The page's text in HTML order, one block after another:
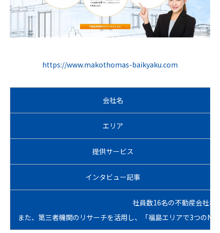
https://www.makothomas-baikyaku.com
会社名
エリア
提供サービス
インタビュー記事
社員数16名の不動産会社様
また、第三者機関のリサーチを活用し、「福島エリアで3つの